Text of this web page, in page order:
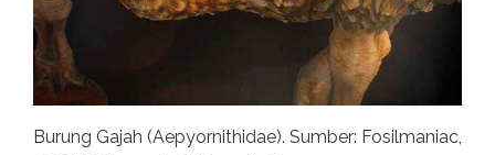
Burung Gajah (Aepyornithidae). Sumber: Fosilmaniac,